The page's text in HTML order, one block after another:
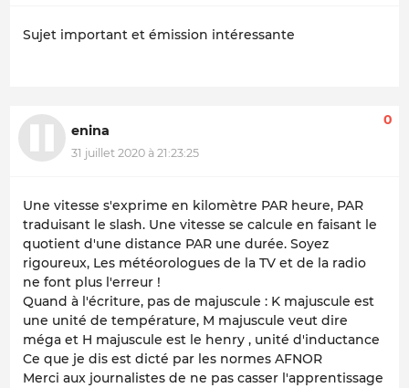
Sujet important et émission intéressante
enina
31 juillet 2020 à 21:23:25
0
Une vitesse s'exprime en kilomètre PAR heure, PAR
traduisant le slash. Une vitesse se calcule en faisant le
quotient d'une distance PAR une durée. Soyez
rigoureux, Les météorologues de la TV et de la radio
ne font plus l'erreur !
Quand à l'écriture, pas de majuscule : K majuscule est
une unité de température, M majuscule veut dire
méga et H majuscule est le henry , unité d'inductance
Ce que je dis est dicté par les normes AFNOR
Merci aux journalistes de ne pas casser l'apprentissage